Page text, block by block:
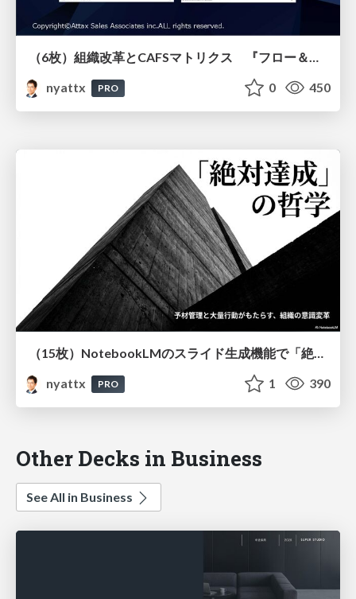
（6枚）組織改革とCAFSマトリクス 『フロー＆ストック』より
nyattx
PRO 0 450
（15枚）NotebookLMのスライド生成機能で「絶対達成」「予材管理」「大量行動」の重要性を解説してもらう
nyattx
PRO 1 390
Other Decks in Business
See All in Business